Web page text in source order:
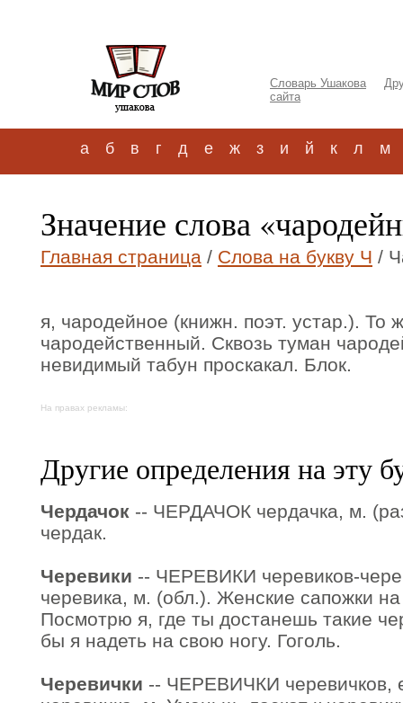
Словарь Ушакова
сайта
а б в г д е ж з и й к л м
Значение слова
Главная страница / Слова на букву Ч /
я, чародейное (книжн. поэт. устар.). То
чародейственный. Сквозь туман
невидимый табун проскакал. Блок.
На правах рекламы:
Другие определения на эту
Чердачок -- ЧЕРДАЧОК чердачка, м.
чердак.
Черевики -- ЧЕРЕВИКИ черевиков-
черевика, м. (обл.). Женские сапожки на
Посмотрю я, где ты достанешь такие
бы я надеть на свою ногу. Гоголь.
Черевички -- ЧЕРЕВИЧКИ черевичков,